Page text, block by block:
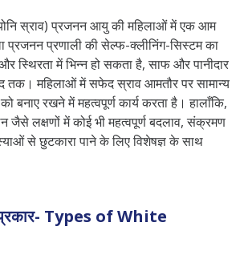
से जुड़ी बीमारियाँ | Diseases
with white discharge
डिस्चार्ज और महिला प्रजनन क्षमता
है? Is there a connection
discharge and female
के नुकसान – Side-effects
स्राव) प्रजनन आयु की महिलाओं में एक आम
प्रजनन प्रणाली की सेल्फ-क्लीनिंग-सिस्टम का
स्थिरता में भिन्न हो सकता है, साफ और पानीदार
महिलाओं में सफेद स्राव आमतौर पर सामान्य
बनाए रखने में महत्वपूर्ण कार्य करता है। हालाँकि,
लक्षणों में कोई भी महत्वपूर्ण बदलाव, संक्रमण
से छुटकारा पाने के लिए विशेषज्ञ के साथ
प्रकार- Types of White